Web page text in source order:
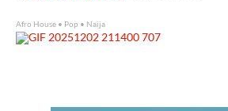
Afro House • Pop • Naija